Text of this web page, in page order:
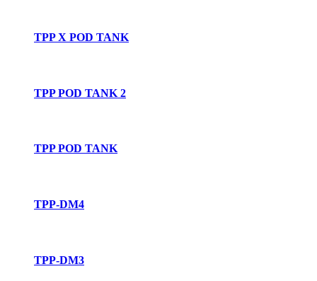
TPP X POD TANK
TPP POD TANK 2
TPP POD TANK
TPP-DM4
TPP-DM3